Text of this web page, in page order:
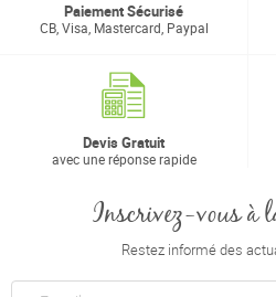
Paiement Sécurisé
CB, Visa, Mastercard, Paypal
Devis Gratuit
avec une réponse rapide
Inscrivez-vous à
Restez informé des